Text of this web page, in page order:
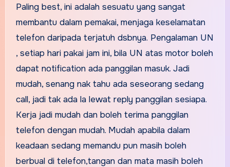
Paling best, ini adalah sesuatu yang sangat
membantu dalam pemakai, menjaga keselamatan
telefon daripada terjatuh dsbnya. Pengalaman UN
, setiap hari pakai jam ini, bila UN atas motor boleh
dapat notification ada panggilan masuk. Jadi
mudah, senang nak tahu ada seseorang sedang
call, jadi tak ada la lewat reply panggilan sesiapa.
Kerja jadi mudah dan boleh terima panggilan
telefon dengan mudah. Mudah apabila dalam
keadaan sedang memandu pun masih boleh
berbual di telefon,tangan dan mata masih boleh